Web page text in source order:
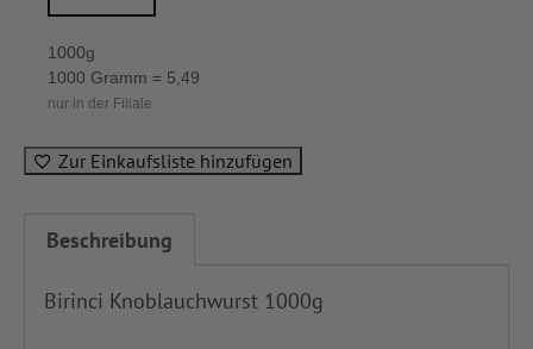
1000g
1000 Gramm = 5,49
nur in der Filiale
Zur Einkaufsliste hinzufügen
Beschreibung
Birinci Knoblauchwurst 1000g